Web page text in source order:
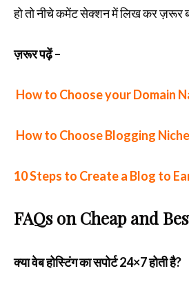
हो तो नीचे कमेंट सेक्शन में लिख कर ज़रूर
ज़रूर पढ़ें –
How to Choose your Domain
How to Choose Blogging
10 Steps to Create a Blog to
FAQs on Cheap and
क्या वेब होस्टिंग का सपोर्ट 24×7 होती है?